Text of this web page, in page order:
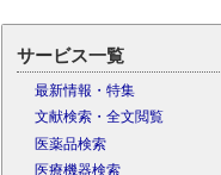
サービス一覧
最新情報・特集
文献検索・全文閲覧
医薬品検索
医療機器検索